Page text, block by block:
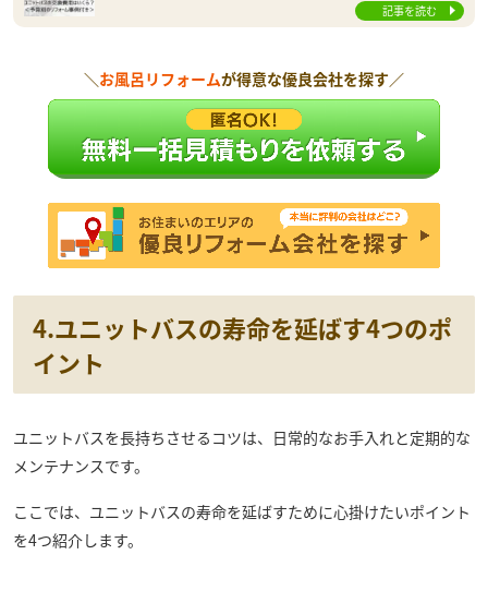
記事を読む
＼ お風呂リフォームが得意な優良会社を探す／
4.ユニットバスの寿命を延ばす4つのポ
イント
ユニットバスを長持ちさせるコツは、日常的なお手入れと定期的な
メンテナンスです。
ここでは、ユニットバスの寿命を延ばすために心掛けたいポイント
を4つ紹介します。